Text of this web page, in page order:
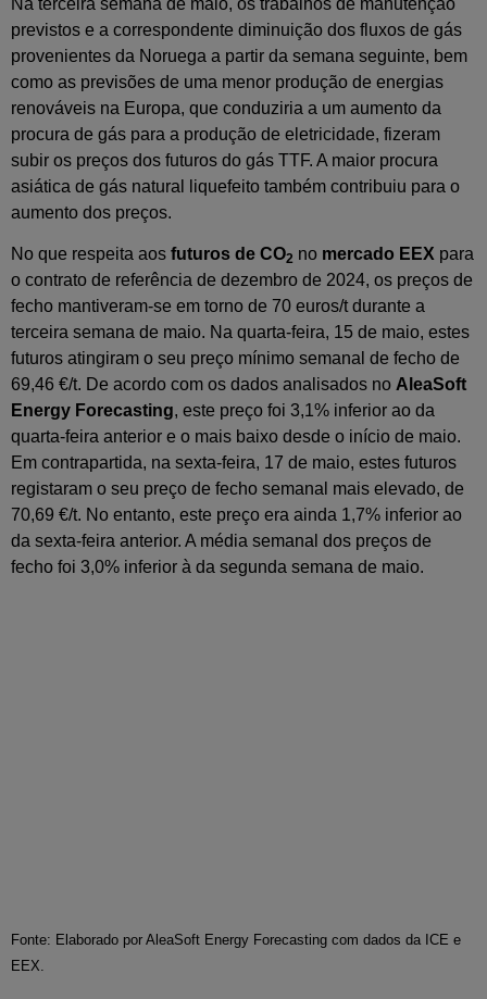
Na terceira semana de maio, os trabalhos de manutenção
previstos e a correspondente diminuição dos fluxos de gás
provenientes da Noruega a partir da semana seguinte, bem
como as previsões de uma menor produção de energias
renováveis na Europa, que conduziria a um aumento da
procura de gás para a produção de eletricidade, fizeram
subir os preços dos futuros do gás TTF. A maior procura
asiática de gás natural liquefeito também contribuiu para o
aumento dos preços.
No que respeita aos futuros de CO2 no mercado EEX para
o contrato de referência de dezembro de 2024, os preços de
fecho mantiveram-se em torno de 70 euros/t durante a
terceira semana de maio. Na quarta-feira, 15 de maio, estes
futuros atingiram o seu preço mínimo semanal de fecho de
69,46 €/t. De acordo com os dados analisados no AleaSoft
Energy Forecasting, este preço foi 3,1% inferior ao da
quarta-feira anterior e o mais baixo desde o início de maio.
Em contrapartida, na sexta-feira, 17 de maio, estes futuros
registaram o seu preço de fecho semanal mais elevado, de
70,69 €/t. No entanto, este preço era ainda 1,7% inferior ao
da sexta-feira anterior. A média semanal dos preços de
fecho foi 3,0% inferior à da segunda semana de maio.
Fonte: Elaborado por AleaSoft Energy Forecasting com dados da ICE e
EEX.